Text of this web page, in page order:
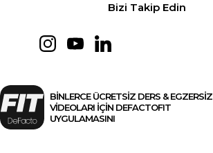
Bizi Takip Edin
BİNLERCE ÜCRETSİZ DERS & EGZERSİZ
VİDEOLARI İÇİN DEFACTOFIT
UYGULAMASINI